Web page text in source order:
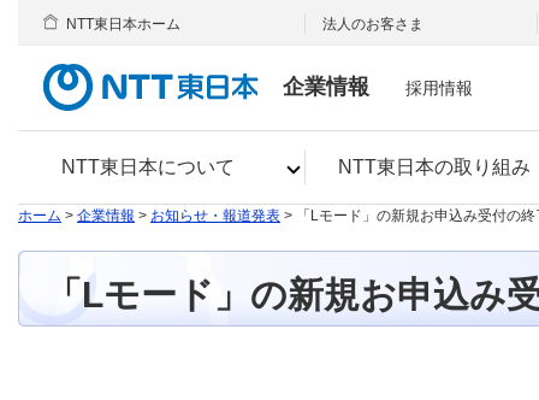
企業情報
NTT東日本について NTT東日本の取り組み
NTT東日本ホーム 法人のお客さま
採用情報
ホーム > 企業情報 > お知らせ・報道発表 > 「Lモード」の新規お申込み受付の
「Lモード」の新規お申込み